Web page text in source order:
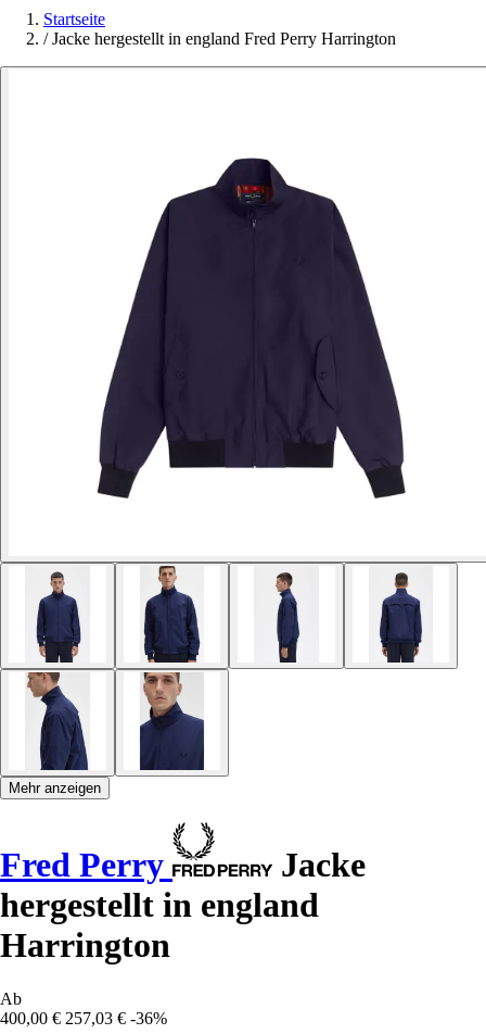
Startseite
/ Jacke hergestellt in england Fred Perry Harrington
Mehr anzeigen
Fred Perry
Jacke
hergestellt in england
Harrington
Ab
400,00 € 257,03 € -36%